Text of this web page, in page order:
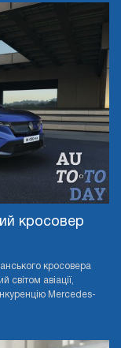
кросовер
кросовера
авіації,
Mercedes-